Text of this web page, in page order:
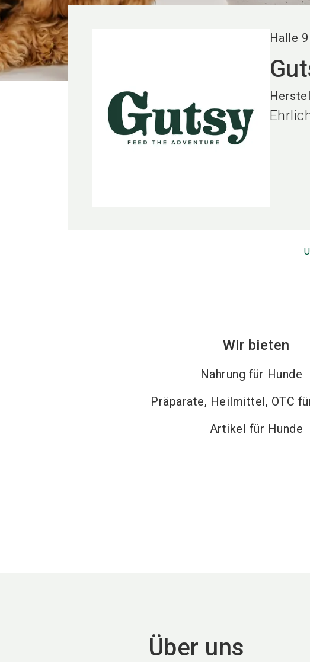
Halle 9
Wir bieten
Nahrung für Hunde
Präparate, Heilmittel, OTC
Artikel für Hunde
Über uns